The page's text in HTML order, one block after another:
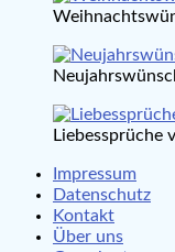
Liebessprüche
Impressum
Datenschutz
Kontakt
Über uns